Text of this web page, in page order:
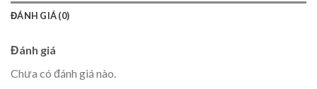
ĐÁNH GIÁ (0)
Đánh giá
Chưa có đánh giá nào.